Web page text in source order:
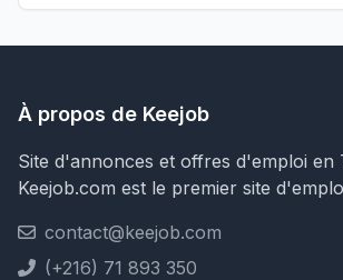
À propos de Keejob
Site d'annonces et offres d'emploi en
Keejob.com est le premier site
contact@keejob.com
(+216) 71 893 350